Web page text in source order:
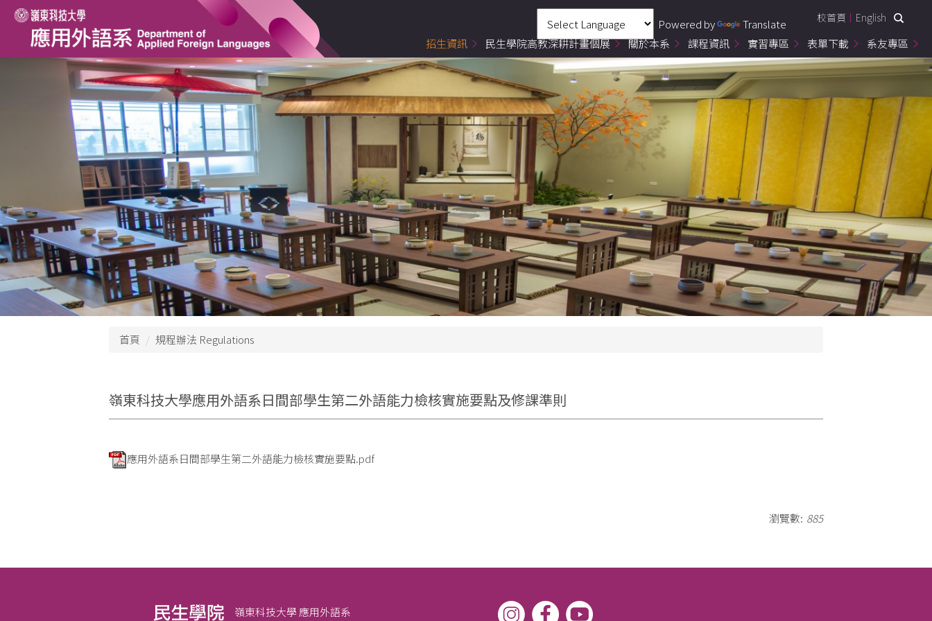
跳
到
要
Powered by Translate 校首頁 English
招生資訊 民生學院高教深耕計畫個展 關於本系 課程資訊 實習專區 表單下載 系友專區
首頁 規程辦法 Regulations
嶺東科技大學應用外語系日間部學生第二外語能力檢核實施要點及修課準則
應用外語系日間部學生第二外語能力檢核實施要點.pdf
瀏覽數: 885
嶺東科技大學 應用外語系